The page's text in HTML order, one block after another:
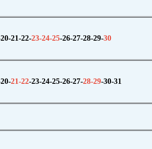
21-22-23-24-25-26-27-28-29-30
21-22-23-24-25-26-27-28-29-30-31